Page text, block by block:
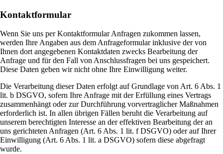
Kontaktformular
Wenn Sie uns per Kontaktformular Anfragen zukommen lassen,
werden Ihre Angaben aus dem Anfrageformular inklusive der von
Ihnen dort angegebenen Kontaktdaten zwecks Bearbeitung der
Anfrage und für den Fall von Anschlussfragen bei uns gespeichert.
Diese Daten geben wir nicht ohne Ihre Einwilligung weiter.
Die Verarbeitung dieser Daten erfolgt auf Grundlage von Art. 6 Abs. 1
lit. b DSGVO, sofern Ihre Anfrage mit der Erfüllung eines Vertrags
zusammenhängt oder zur Durchführung vorvertraglicher Maßnahmen
erforderlich ist. In allen übrigen Fällen beruht die Verarbeitung auf
unserem berechtigten Interesse an der effektiven Bearbeitung der an
uns gerichteten Anfragen (Art. 6 Abs. 1 lit. f DSGVO) oder auf Ihrer
Einwilligung (Art. 6 Abs. 1 lit. a DSGVO) sofern diese abgefragt
wurde.